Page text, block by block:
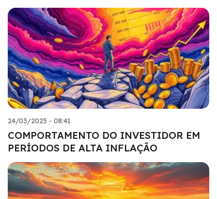
24/03/2025 - 08:41
COMPORTAMENTO DO INVESTIDOR EM
PERÍODOS DE ALTA INFLAÇÃO